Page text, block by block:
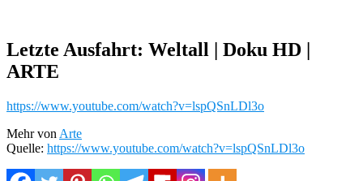
Letzte Ausfahrt: Weltall | Doku HD |
ARTE
https://www.youtube.com/watch?v=lspQSnLDl3o
Mehr von Arte
Quelle: https://www.youtube.com/watch?v=lspQSnLDl3o